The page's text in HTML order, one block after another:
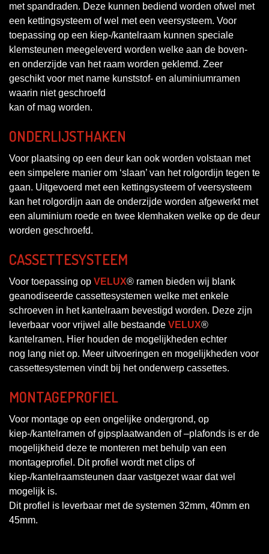
met spandraden. Deze kunnen bediend worden ofwel met
een kettingsysteem of wel met een veersysteem. Voor
toepassing op een kiep-/kantelraam kunnen speciale
klemsteunen meegeleverd worden welke aan de boven-
en onderzijde van het raam worden geklemd. Zeer
geschikt voor met name kunststof- en aluminiumramen
waarin niet geschroefd
kan of mag worden.
ONDERLIJSTHAKEN
Voor plaatsing op een deur kan ook worden volstaan met
een simpelere manier om ‘slaan’ van het rolgordijn tegen te
gaan. Uitgevoerd met een kettingsysteem of veersysteem
kan het rolgordijn aan de onderzijde worden afgewerkt met
een aluminium roede en twee klemhaken welke op de deur
worden geschroefd.
CASSETTESYSTEEM
Voor toepassing op VELUX® ramen bieden wij blank
geanodiseerde cassettesystemen welke met enkele
schroeven in het kantelraam bevestigd worden. Deze zijn
leverbaar voor vrijwel alle bestaande VELUX®
kantelramen. Hier houden de mogelijkheden echter
nog lang niet op. Meer uitvoeringen en mogelijkheden voor
cassettesystemen vindt bij het onderwerp cassettes.
MONTAGEPROFIEL
Voor montage op een ongelijke ondergrond, op
kiep-/kantelramen of gipsplaatwanden of –plafonds is er de
mogelijkheid deze te monteren met behulp van een
montageprofiel. Dit profiel wordt met clips of
kiep-/kantelraamsteunen daar vastgezet waar dat wel
mogelijk is.
Dit profiel is leverbaar met de systemen 32mm, 40mm en
45mm.